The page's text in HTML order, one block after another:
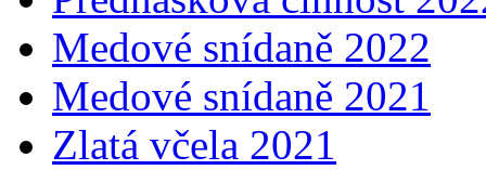
Medové snídaně 2022
Medové snídaně 2021
Zlatá včela 2021